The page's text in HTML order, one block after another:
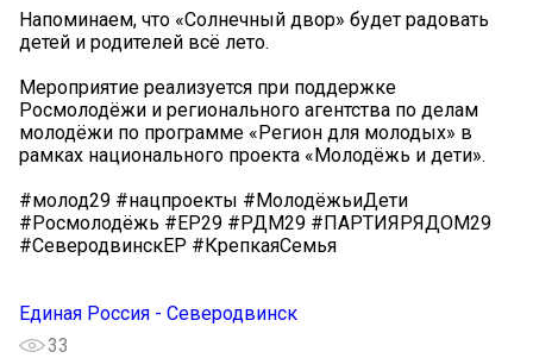
Напоминаем, что «Солнечный двор» будет радовать
детей и родителей всё лето.
Мероприятие реализуется при поддержке
Росмолодёжи и регионального агентства по делам
молодёжи по программе «Регион для молодых» в
рамках национального проекта «Молодёжь и дети».
#молод29 #нацпроекты #МолодёжьиДети
#Росмолодёжь #ЕР29 #РДМ29 #ПАРТИЯРЯДОМ29
#СеверодвинскЕР #КрепкаяСемья
Единая Россия - Северодвинск
33